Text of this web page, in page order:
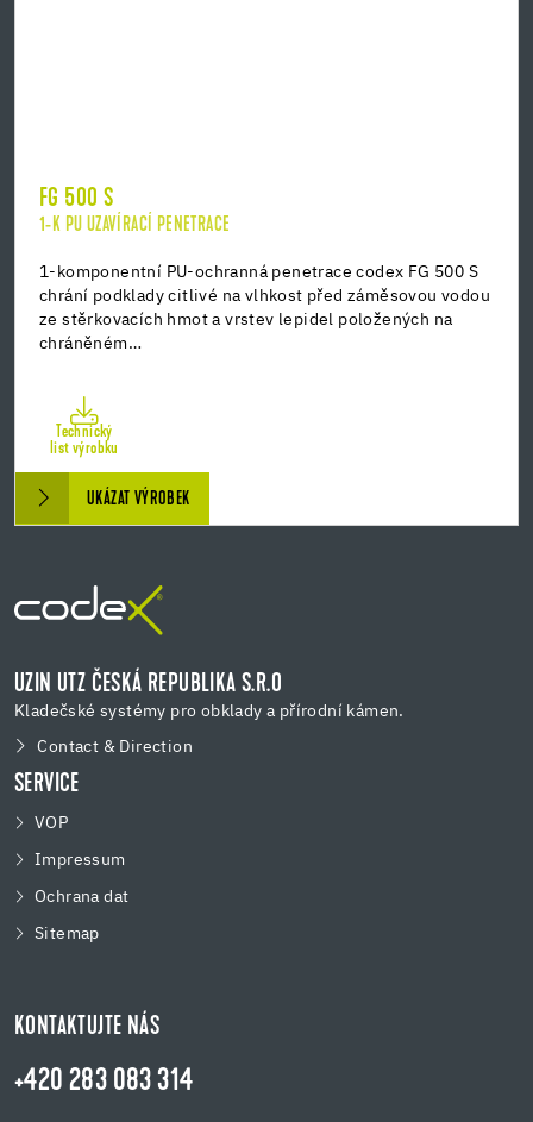
FG 500 S
1-K PU UZAVÍRACÍ PENETRACE
1-komponentní PU-ochranná penetrace codex FG 500 S
chrání podklady citlivé na vlhkost před záměsovou vodou
ze stěrkovacích hmot a vrstev lepidel položených na
chráněném…
Technický
list výrobku
UKÁZAT VÝROBEK
UZIN UTZ ČESKÁ REPUBLIKA S.R.O
Kladečské systémy pro obklady a přírodní kámen.
Contact & Direction
SERVICE
VOP
Impressum
Ochrana dat
Sitemap
KONTAKTUJTE NÁS
+420 283 083 314